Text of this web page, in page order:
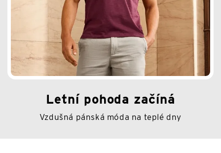
Letní pohoda začíná
Vzdušná pánská móda na teplé dny